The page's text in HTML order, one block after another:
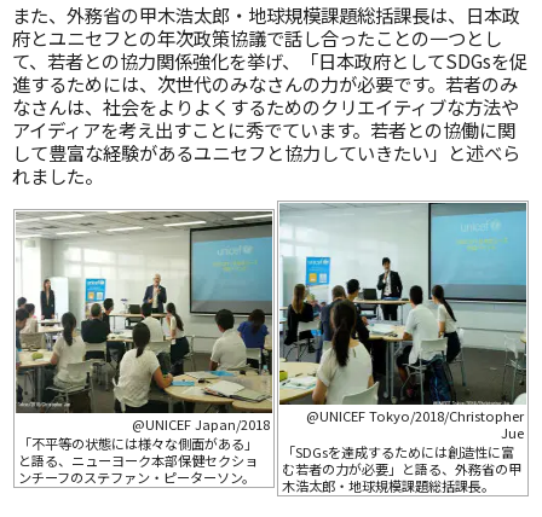
また、外務省の甲木浩太郎・地球規模課題総括課長は、日本政
府とユニセフとの年次政策協議で話し合ったことの一つとし
て、若者との協力関係強化を挙げ、「日本政府としてSDGsを促
進するためには、次世代のみなさんの力が必要です。若者のみ
なさんは、社会をよりよくするためのクリエイティブな方法や
アイディアを考え出すことに秀でています。若者との協働に関
して豊富な経験があるユニセフと協力していきたい」と述べら
れました。
@UNICEF Japan/2018
「不平等の状態には様々な側面がある」
と語る、ニューヨーク本部保健セクショ
ンチーフのステファン・ピーターソン。
@UNICEF Tokyo/2018/Christopher
Jue
「SDGsを達成するためには創造性に富
む若者の力が必要」と語る、外務省の甲
木浩太郎・地球規模課題総括課長。